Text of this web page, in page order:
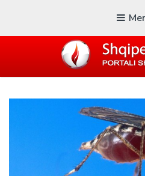
Blogu i ShqiperiaCom